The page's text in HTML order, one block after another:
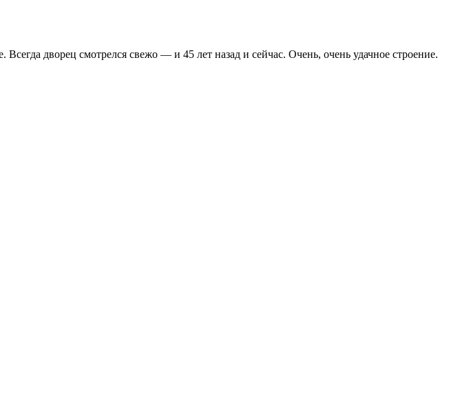
дворец смотрелся свежо — и 45 лет назад и сейчас. Очень, очень удачное строение.